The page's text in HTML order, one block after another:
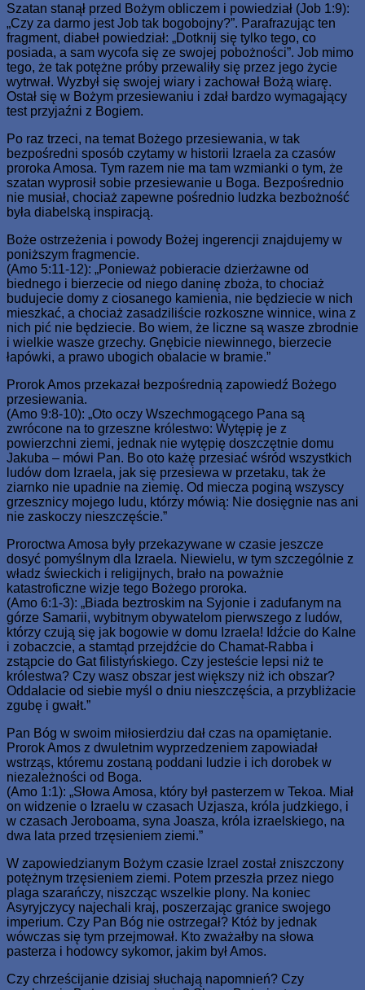
Szatan stanął przed Bożym obliczem i powiedział (Job 1:9):
„Czy za darmo jest Job tak bogobojny?”. Parafrazując ten
fragment, diabeł powiedział: „Dotknij się tylko tego, co
posiada, a sam wycofa się ze swojej pobożności”. Job mimo
tego, że tak potężne próby przewaliły się przez jego życie
wytrwał. Wyzbył się swojej wiary i zachował Bożą wiarę.
Ostał się w Bożym przesiewaniu i zdał bardzo wymagający
test przyjaźni z Bogiem.
Po raz trzeci, na temat Bożego przesiewania, w tak
bezpośredni sposób czytamy w historii Izraela za czasów
proroka Amosa. Tym razem nie ma tam wzmianki o tym, że
szatan wyprosił sobie przesiewanie u Boga. Bezpośrednio
nie musiał, chociaż zapewne pośrednio ludzka bezbożność
była diabelską inspiracją.
Boże ostrzeżenia i powody Bożej ingerencji znajdujemy w
poniższym fragmencie.
(Amo 5:11-12): „Ponieważ pobieracie dzierżawne od
biednego i bierzecie od niego daninę zboża, to chociaż
budujecie domy z ciosanego kamienia, nie będziecie w nich
mieszkać, a chociaż zasadziliście rozkoszne winnice, wina z
nich pić nie będziecie. Bo wiem, że liczne są wasze zbrodnie
i wielkie wasze grzechy. Gnębicie niewinnego, bierzecie
łapówki, a prawo ubogich obalacie w bramie.”
Prorok Amos przekazał bezpośrednią zapowiedź Bożego
przesiewania.
(Amo 9:8-10): „Oto oczy Wszechmogącego Pana są
zwrócone na to grzeszne królestwo: Wytępię je z
powierzchni ziemi, jednak nie wytępię doszczętnie domu
Jakuba – mówi Pan. Bo oto każę przesiać wśród wszystkich
ludów dom Izraela, jak się przesiewa w przetaku, tak że
ziarnko nie upadnie na ziemię. Od miecza poginą wszyscy
grzesznicy mojego ludu, którzy mówią: Nie dosięgnie nas ani
nie zaskoczy nieszczęście.”
Proroctwa Amosa były przekazywane w czasie jeszcze
dosyć pomyślnym dla Izraela. Niewielu, w tym szczególnie z
władz świeckich i religijnych, brało na poważnie
katastroficzne wizje tego Bożego proroka.
(Amo 6:1-3): „Biada beztroskim na Syjonie i zadufanym na
górze Samarii, wybitnym obywatelom pierwszego z ludów,
którzy czują się jak bogowie w domu Izraela! Idźcie do Kalne
i zobaczcie, a stamtąd przejdźcie do Chamat-Rabba i
zstąpcie do Gat filistyńskiego. Czy jesteście lepsi niż te
królestwa? Czy wasz obszar jest większy niż ich obszar?
Oddalacie od siebie myśl o dniu nieszczęścia, a przybliżacie
zgubę i gwałt.”
Pan Bóg w swoim miłosierdziu dał czas na opamiętanie.
Prorok Amos z dwuletnim wyprzedzeniem zapowiadał
wstrząs, któremu zostaną poddani ludzie i ich dorobek w
niezależności od Boga.
(Amo 1:1): „Słowa Amosa, który był pasterzem w Tekoa. Miał
on widzenie o Izraelu w czasach Uzjasza, króla judzkiego, i
w czasach Jeroboama, syna Joasza, króla izraelskiego, na
dwa lata przed trzęsieniem ziemi.”
W zapowiedzianym Bożym czasie Izrael został zniszczony
potężnym trzęsieniem ziemi. Potem przeszła przez niego
plaga szarańczy, niszcząc wszelkie plony. Na koniec
Asyryjczycy najechali kraj, poszerzając granice swojego
imperium. Czy Pan Bóg nie ostrzegał? Któż by jednak
wówczas się tym przejmował. Kto zważałby na słowa
pasterza i hodowcy sykomor, jakim był Amos.
Czy chrześcijanie dzisiaj słuchają napomnień? Czy